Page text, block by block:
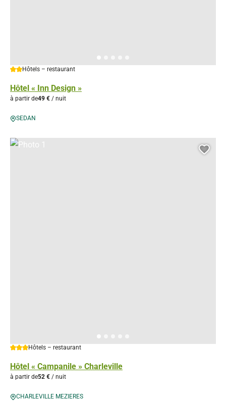
Hôtel « Inn Design »
2 étoiles
Hôtels – restaurant
à partir de49 € / nuit
SEDAN
Hôtel « Campanile » Charleville
3 étoilesHôtels – restaurant
à partir de52 € / nuit
CHARLEVILLE MEZIERES
Photo 1, © Droits gérés